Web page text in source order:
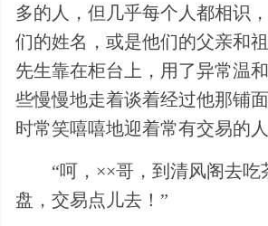
多的人，但几乎每个人都相识
们的姓名，或是他们的父亲和
先生靠在柜台上，用了异常温
些慢慢地走着谈着经过他那铺
时常笑嘻嘻地迎着常有交易的人
“呵，××哥，到清风阁去吃
盘，交易点儿去！”